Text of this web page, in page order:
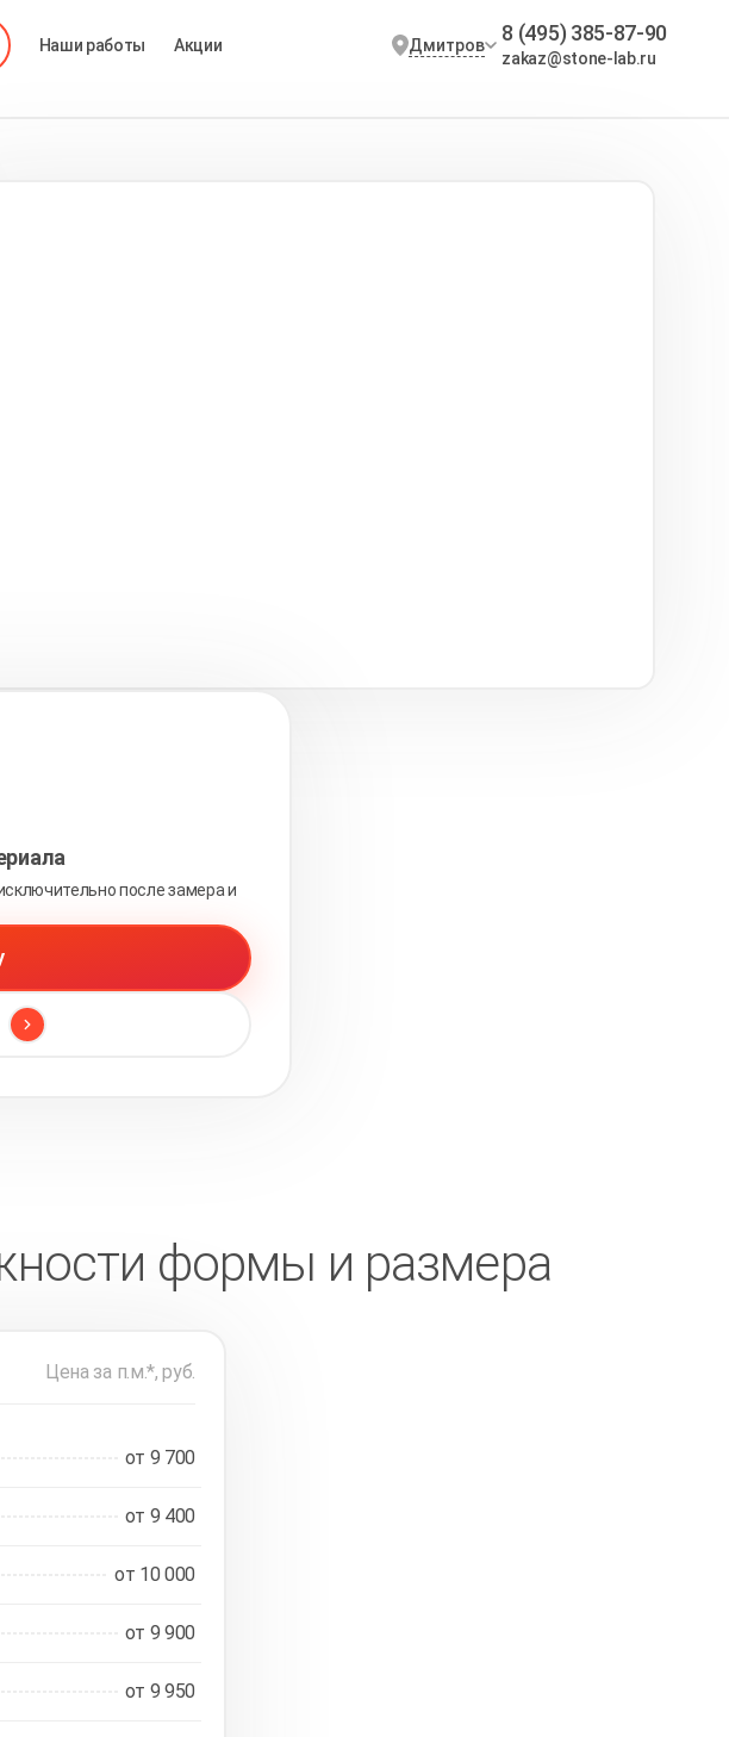
Наши работы Акции Дмитров 8 (495) 385-87-90
zakaz@stone-lab.ru
после замера и
формы и размера
Цена за п.м.*, руб.
от 9 700
от 9 400
от 10 000
от 9 900
от 9 950